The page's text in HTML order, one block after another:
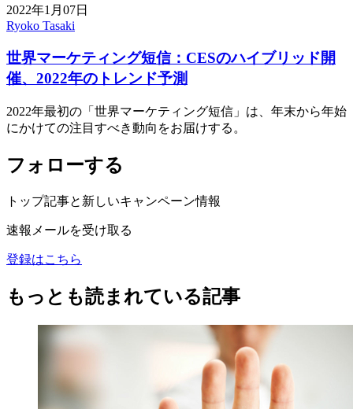
2022年1月07日
Ryoko Tasaki
世界マーケティング短信：CESのハイブリッド開
催、2022年のトレンド予測
2022年最初の「世界マーケティング短信」は、年末から年始
にかけての注目すべき動向をお届けする。
フォローする
トップ記事と新しいキャンペーン情報
速報メールを受け取る
登録はこちら
もっとも読まれている記事